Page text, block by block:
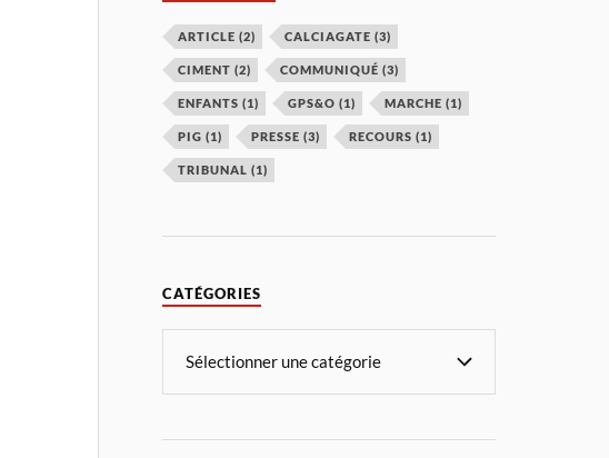
ARTICLE (2) CALCIAGATE (3)
CIMENT (2) COMMUNIQUÉ (3)
ENFANTS (1) GPS&O (1) MARCHE (1)
PIG (1) PRESSE (3) RECOURS (1)
TRIBUNAL (1)
CATÉGORIES